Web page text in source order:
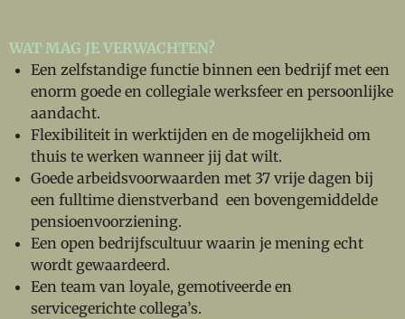
WAT MAG JE VERWACHTEN?
Een zelfstandige functie binnen een bedrijf met een
enorm goede en collegiale werksfeer en persoonlijke
aandacht.
Flexibiliteit in werktijden en de mogelijkheid om
thuis te werken wanneer jij dat wilt.
Goede arbeidsvoorwaarden met 37 vrije dagen bij
een fulltime dienstverband een bovengemiddelde
pensioenvoorziening.
Een open bedrijfscultuur waarin je mening echt
wordt gewaardeerd.
Een team van loyale, gemotiveerde en
servicegerichte collega’s.